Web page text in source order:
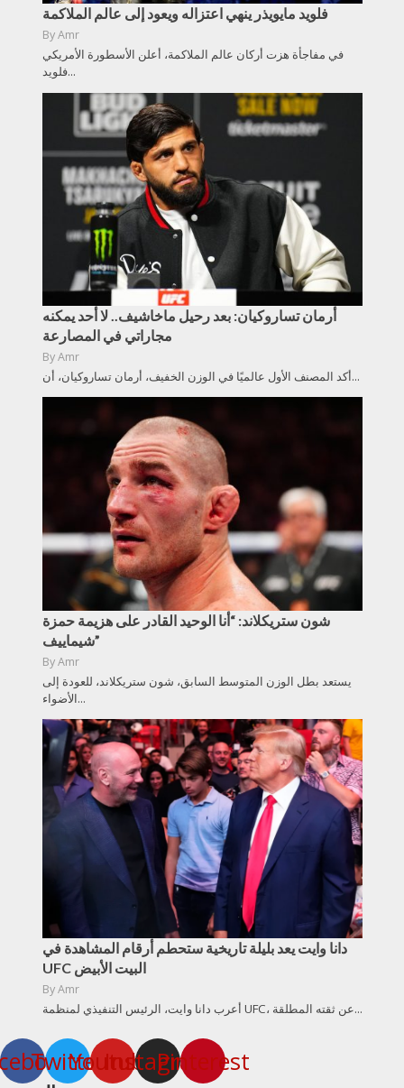
فلويد مايويذر ينهي اعتزاله ويعود إلى عالم الملاكمة
ByAmr
في مفاجأة هزت أركان عالم الملاكمة، أعلن الأسطورة الأمريكي
فلويد...
أرمان تساروكيان: بعد رحيل ماخاشيف.. لا أحد يمكنه
مجاراتي في المصارعة
ByAmr
أكد المصنف الأول عالميًا في الوزن الخفيف، أرمان تساروكيان، أن...
شون ستريكلاند: “أنا الوحيد القادر على هزيمة حمزة
شيماييف”
ByAmr
يستعد بطل الوزن المتوسط السابق، شون ستريكلاند، للعودة إلى
الأضواء...
دانا وايت يعد بليلة تاريخية ستحطم أرقام المشاهدة في
UFC البيت الأبيض
ByAmr
أعرب دانا وايت، الرئيس التنفيذي لمنظمة UFC، عن ثقته المطلقة...
TwitterYoutube
Instagram
Pinterest